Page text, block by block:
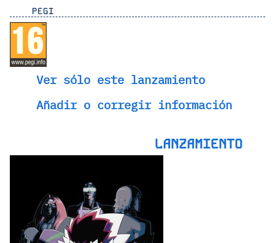
PEGI
Ver sólo este lanzamiento
Añadir o corregir información
LANZAMIENTO